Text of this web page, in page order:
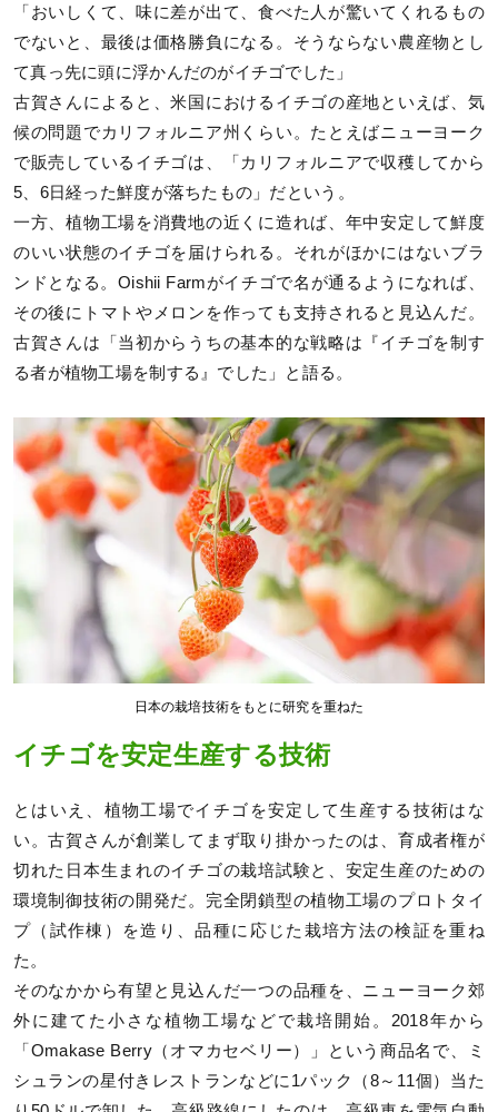
「おいしくて、味に差が出て、食べた人が驚いてくれるもの
でないと、最後は価格勝負になる。そうならない農産物とし
て真っ先に頭に浮かんだのがイチゴでした」
古賀さんによると、米国におけるイチゴの産地といえば、気
候の問題でカリフォルニア州くらい。たとえばニューヨーク
で販売しているイチゴは、「カリフォルニアで収穫してから
5、6日経った鮮度が落ちたもの」だという。
一方、植物工場を消費地の近くに造れば、年中安定して鮮度
のいい状態のイチゴを届けられる。それがほかにはないブラ
ンドとなる。Oishii Farmがイチゴで名が通るようになれば、
その後にトマトやメロンを作っても支持されると見込んだ。
古賀さんは「当初からうちの基本的な戦略は『イチゴを制す
る者が植物工場を制する』でした」と語る。
日本の栽培技術をもとに研究を重ねた
イチゴを安定生産する技術
とはいえ、植物工場でイチゴを安定して生産する技術はな
い。古賀さんが創業してまず取り掛かったのは、育成者権が
切れた日本生まれのイチゴの栽培試験と、安定生産のための
環境制御技術の開発だ。完全閉鎖型の植物工場のプロトタイ
プ（試作棟）を造り、品種に応じた栽培方法の検証を重ね
た。
そのなかから有望と見込んだ一つの品種を、ニューヨーク郊
外に建てた小さな植物工場などで栽培開始。2018年から
「Omakase Berry（オマカセベリー）」という商品名で、ミ
シュランの星付きレストランなどに1パック（8～11個）当た